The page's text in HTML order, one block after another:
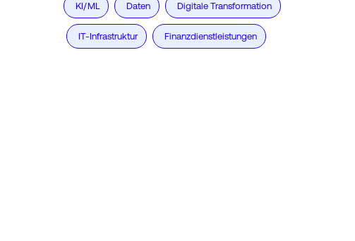
KI/ML Daten Digitale Transformation
IT-Infrastruktur Finanzdienstleistungen